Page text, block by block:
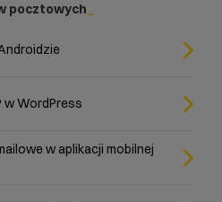
pocztowych
w WordPress
w aplikacji mobilnej